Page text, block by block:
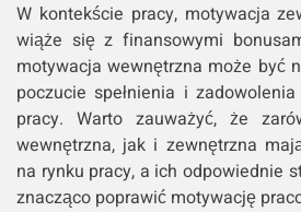
W kontekście pracy, motywacja
wiąże się z finansowymi
motywacja wewnętrzna może być
poczucie spełnienia i
pracy. Warto zauważyć, że
wewnętrzna, jak i zewnętrzna
na rynku pracy, a ich odpowiednie
znacząco poprawić motywację